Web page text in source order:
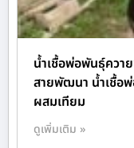
น้ำเชื้อพ่อพันธุ์ควา
สายพัฒนา น้ำเชื้อ
ผสมเทียม
ดูเพิ่มเติม »